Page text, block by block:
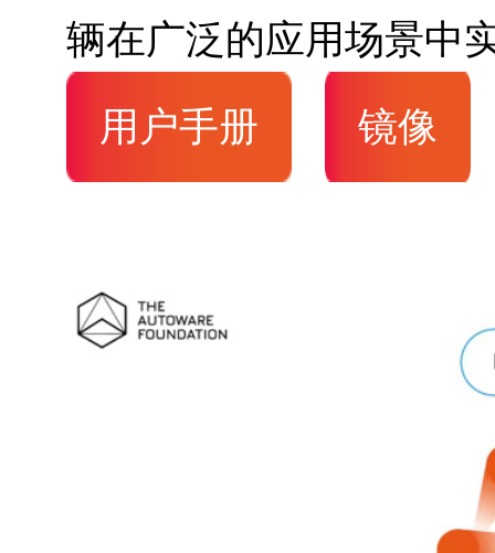
辆在广泛的应用场景中
用户手册
镜像